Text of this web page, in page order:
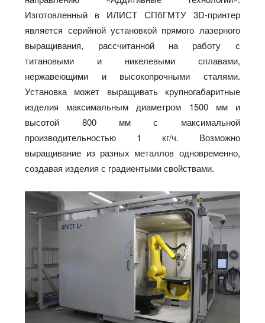
Изготовленный в ИЛИСТ СПбГМТУ 3D-принтер
является серийной установкой прямого лазерного
выращивания, рассчитанной на работу с
титановыми и никелевыми сплавами,
нержавеющими и высокопрочными сталями.
Установка может выращивать крупногабаритные
изделия максимальным диаметром 1500 мм и
высотой 800 мм с максимальной
производительностью 1 кг/ч. Возможно
выращивание из разных металлов одновременно,
создавая изделия с градиентыми свойствами.